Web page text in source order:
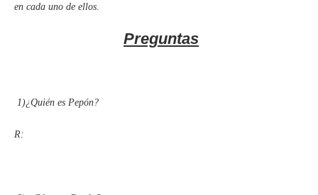
en cada uno de ellos.
Preguntas
1)¿Quién es Pepón?
R: